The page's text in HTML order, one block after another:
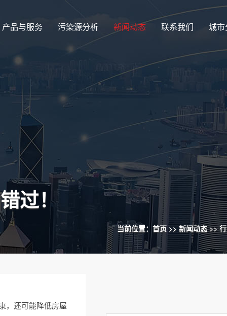
产品与服务 污染源分析 新闻动态 联系我们 城
过！
当前位置： 首页 >> 新闻动态>>
，还可能降低房屋